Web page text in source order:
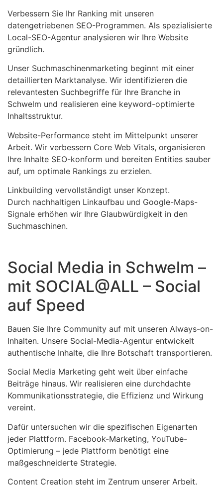
Verbessern Sie Ihr Ranking mit unseren
datengetriebenen SEO-Programmen. Als spezialisierte
Local-SEO-Agentur analysieren wir Ihre Website
gründlich.
Unser Suchmaschinenmarketing beginnt mit einer
detaillierten Marktanalyse. Wir identifizieren die
relevantesten Suchbegriffe für Ihre Branche in
Schwelm und realisieren eine keyword-optimierte
Inhaltsstruktur.
Website-Performance steht im Mittelpunkt unserer
Arbeit. Wir verbessern Core Web Vitals, organisieren
Ihre Inhalte SEO-konform und bereiten Entities sauber
auf, um optimale Rankings zu erzielen.
Linkbuilding vervollständigt unser Konzept.
Durch nachhaltigen Linkaufbau und Google-Maps-
Signale erhöhen wir Ihre Glaubwürdigkeit in den
Suchmaschinen.
Social Media in Schwelm –
mit SOCIAL@ALL – Social
auf Speed
Bauen Sie Ihre Community auf mit unseren Always-on-
Inhalten. Unsere Social-Media-Agentur entwickelt
authentische Inhalte, die Ihre Botschaft transportieren.
Social Media Marketing geht weit über einfache
Beiträge hinaus. Wir realisieren eine durchdachte
Kommunikationsstrategie, die Effizienz und Wirkung
vereint.
Dafür untersuchen wir die spezifischen Eigenarten
jeder Plattform. Facebook-Marketing, YouTube-
Optimierung – jede Plattform benötigt eine
maßgeschneiderte Strategie.
Content Creation steht im Zentrum unserer Arbeit.